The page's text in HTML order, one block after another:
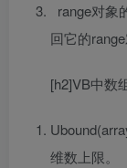
range对象
回它的range
[h2]VB中数
维数上限。